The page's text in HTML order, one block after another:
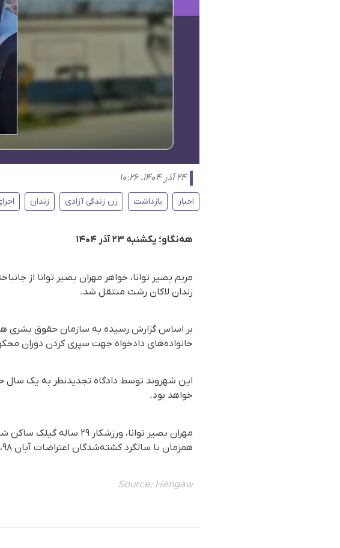
۲۴ آذر ۱۴۰۴، ۱۰:۲۶
اخبار بازداشت زن زندگی آزادی زندان
هەنگاو؛ یکشنبه ۲۳ آذر ۱۴۰۴
مریم بصیر توانا، خواهر مهران بصیر توانا از
زندان لاکان رشت منتقل شد.
خانواده‌های دادخواه جهت سپری کردن دوران
این شهروند توسط دادگاه تجدیدنظر به یک سال
خواهد بود.
همزمان با سالگرد کشته‌شدگان اعتراضات آبان ۹۸، هدف گلوله قرار گرفت و جان خود را از دست داد.
Source: Hengaw